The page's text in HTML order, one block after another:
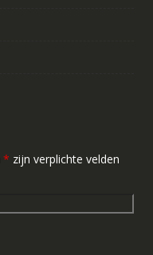
* zijn verplichte velden